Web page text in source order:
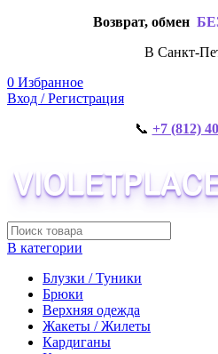
Возврат, обмен
В Санкт-
0 Избранное
Вход / Регистрация
📞 +7 (812)
В категории
Блузки / Туники
Брюки
Верхняя одежда
Жакеты / Жилеты
Кардиганы